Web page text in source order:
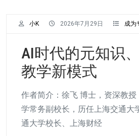
小K 2026年7月29日 成为
AI时代的元知识
教学新模式
作者简介：徐飞 博士，资深教
学常务副校长，历任上海交通大
通大学校长、上海财经